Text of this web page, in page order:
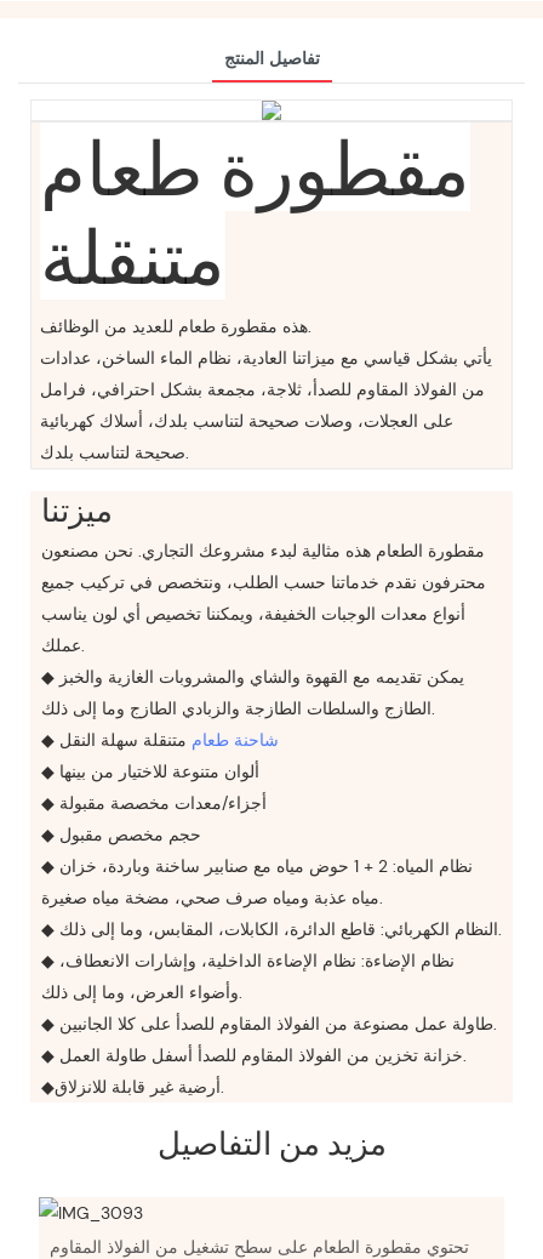
تفاصيل المنتج
مقطورة طعام
متنقلة
هذه مقطورة طعام للعديد من الوظائف.
يأتي بشكل قياسي مع ميزاتنا العادية، نظام الماء الساخن، عدادات
من الفولاذ المقاوم للصدأ، ثلاجة، مجمعة بشكل احترافي، فرامل
على العجلات، وصلات صحيحة لتناسب بلدك، أسلاك كهربائية
صحيحة لتناسب بلدك.
ميزتنا
مقطورة الطعام هذه مثالية لبدء مشروعك التجاري. نحن مصنعون
محترفون نقدم خدماتنا حسب الطلب، ونتخصص في تركيب جميع
أنواع معدات الوجبات الخفيفة، ويمكننا تخصيص أي لون يناسب
عملك.
◆ يمكن تقديمه مع القهوة والشاي والمشروبات الغازية والخبز
الطازج والسلطات الطازجة والزبادي الطازج وما إلى ذلك.
◆
شاحنة طعام متنقلة سهلة النقل
◆ ألوان متنوعة للاختيار من بينها
◆ أجزاء/معدات مخصصة مقبولة
◆ حجم مخصص مقبول
◆ نظام المياه: 2 + 1 حوض مياه مع صنابير ساخنة وباردة، خزان
مياه عذبة ومياه صرف صحي، مضخة مياه صغيرة.
◆ النظام الكهربائي: قاطع الدائرة، الكابلات، المقابس، وما إلى ذلك.
◆ نظام الإضاءة: نظام الإضاءة الداخلية، وإشارات الانعطاف،
وأضواء العرض، وما إلى ذلك.
◆ طاولة عمل مصنوعة من الفولاذ المقاوم للصدأ على كلا الجانبين.
◆ خزانة تخزين من الفولاذ المقاوم للصدأ أسفل طاولة العمل.
◆أرضية غير قابلة للانزلاق.
مزيد من التفاصيل
تحتوي مقطورة الطعام على سطح تشغيل من الفولاذ المقاوم